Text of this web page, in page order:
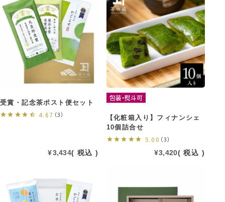
受賞・記念茶ポスト便セット
4.67 （3）
¥3,434 税込
包装・熨斗可
【化粧箱入り】フィナンシェ
10個詰合せ
5.00 （3）
¥3,420 税込